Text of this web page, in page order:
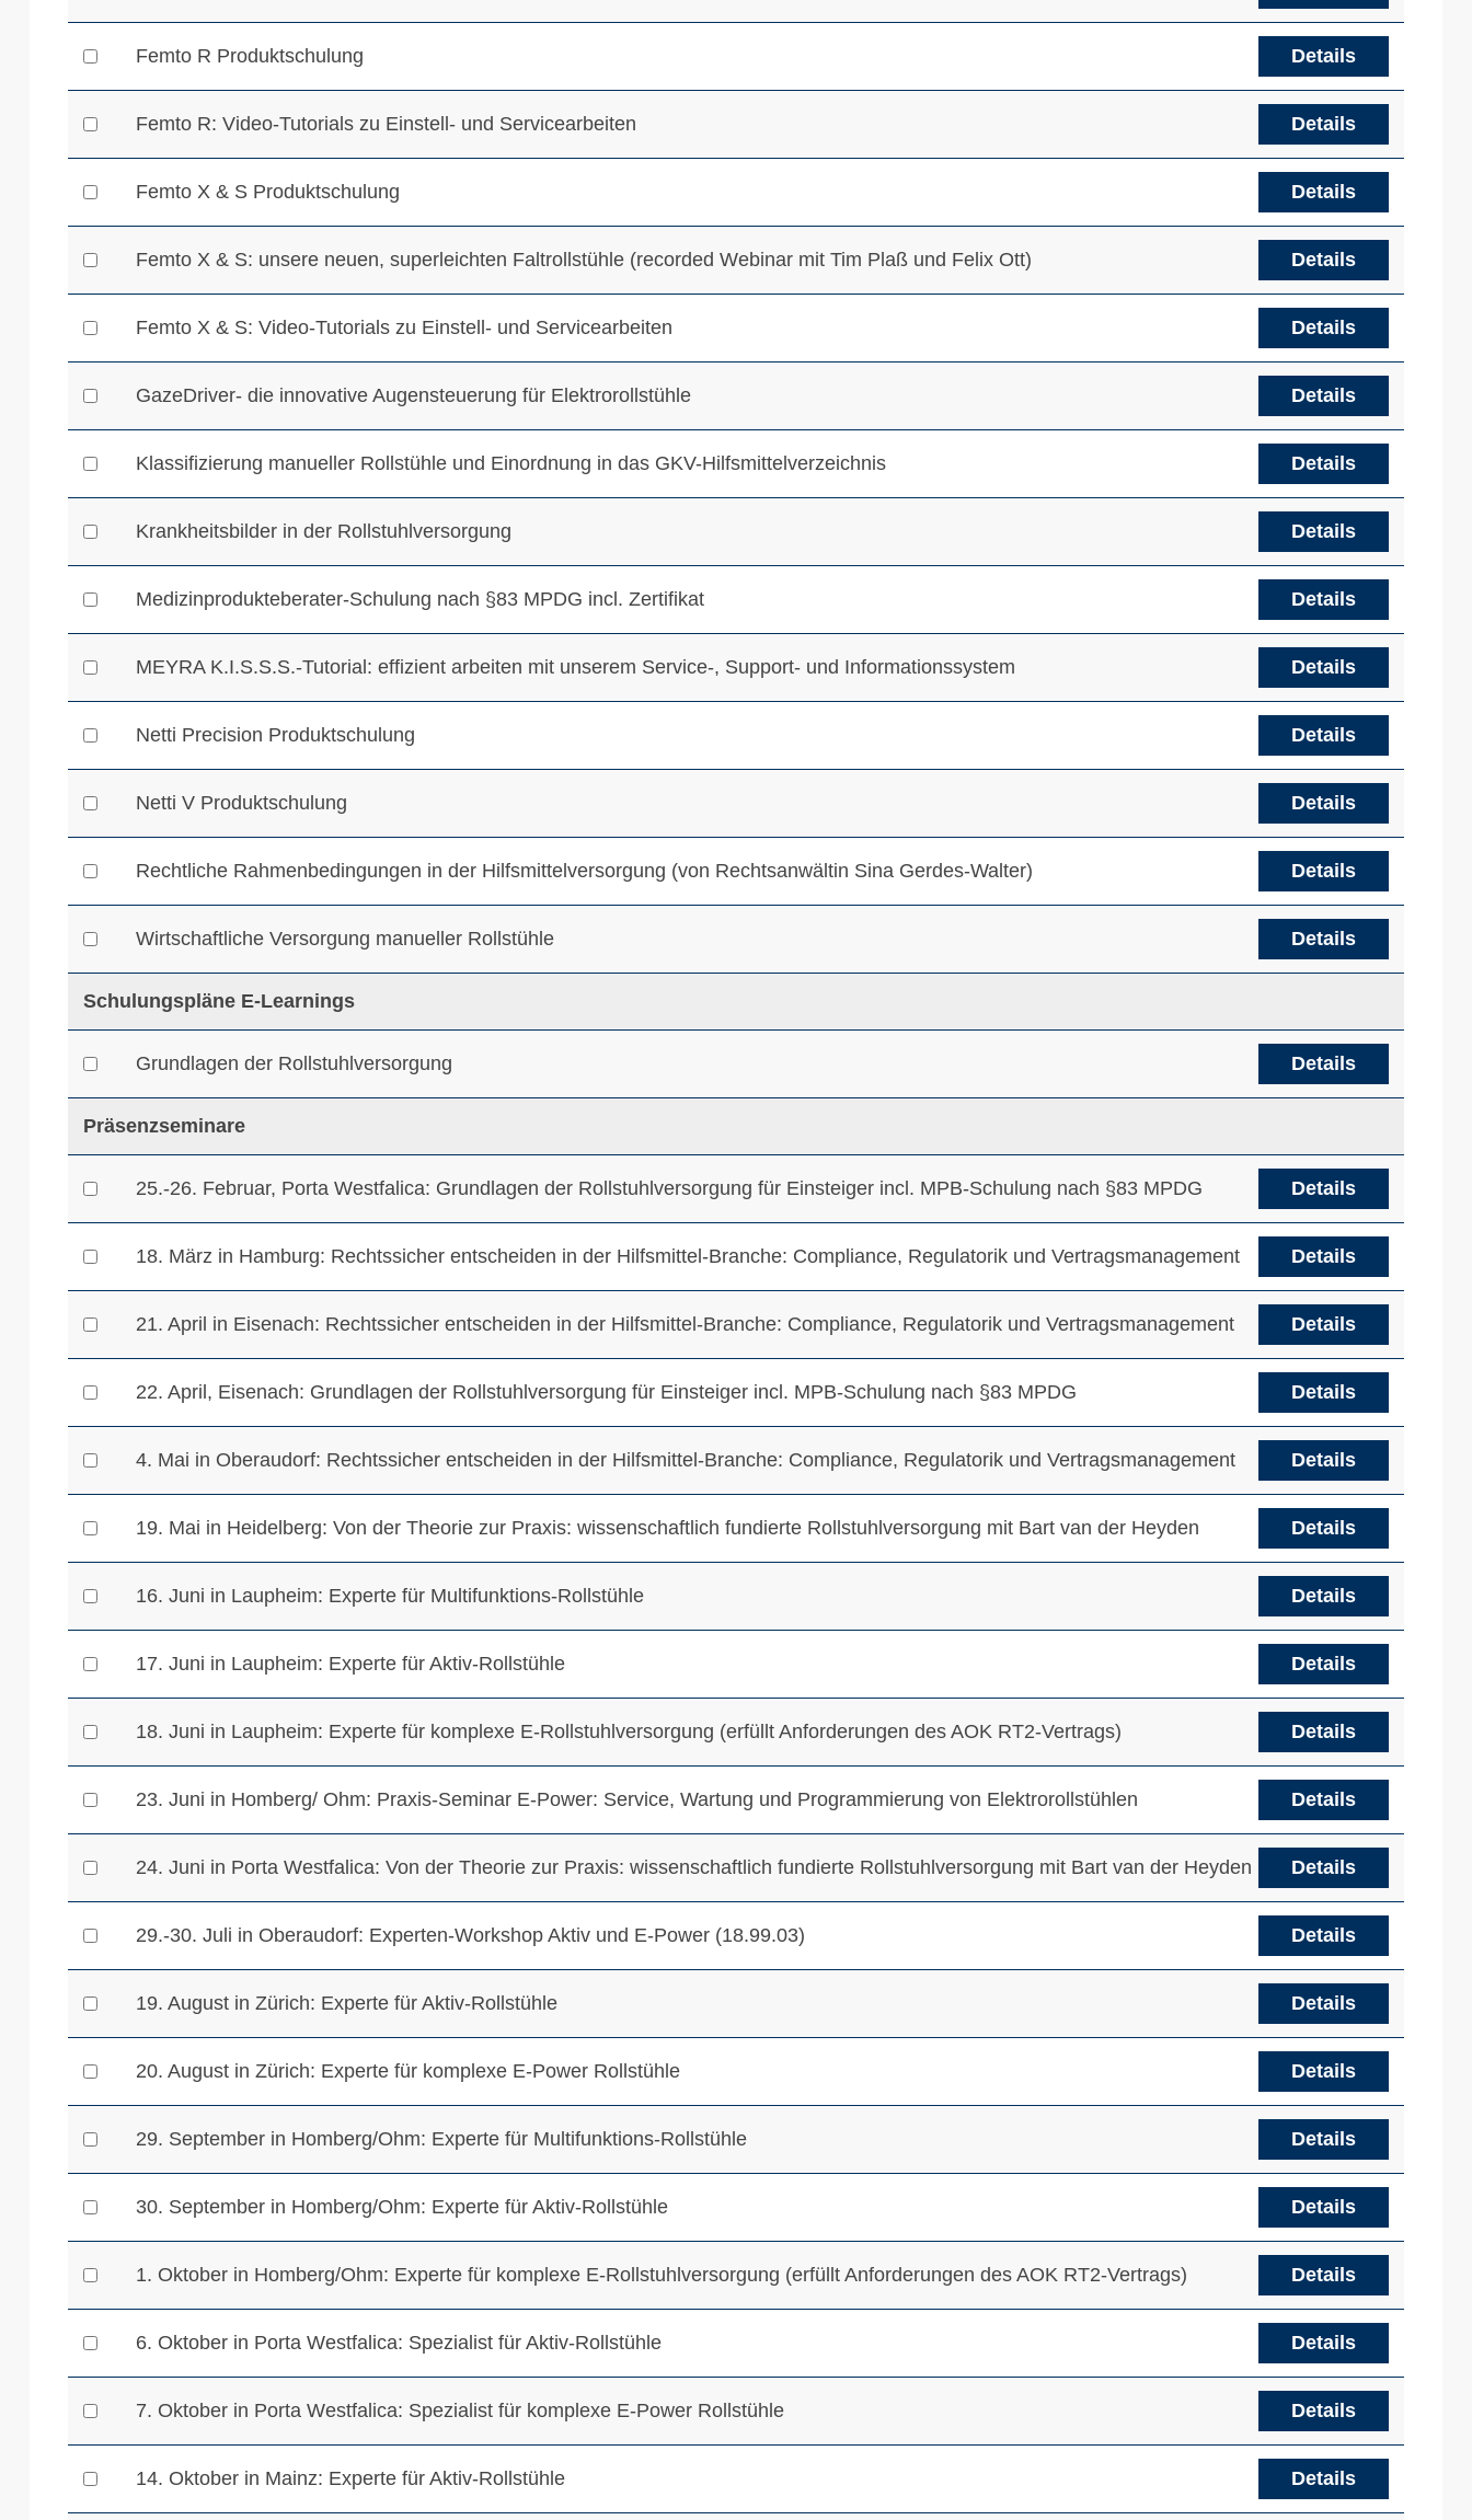
Femto R Produktschulung Details
Femto R: Video-Tutorials zu Einstell- und Servicearbeiten Details
Femto X & S Produktschulung Details
Femto X & S: unsere neuen, superleichten Faltrollstühle (recorded Webinar mit Tim Plaß und Felix Ott) Details
Femto X & S: Video-Tutorials zu Einstell- und Servicearbeiten Details
GazeDriver- die innovative Augensteuerung für Elektrorollstühle Details
Klassifizierung manueller Rollstühle und Einordnung in das GKV-Hilfsmittelverzeichnis Details
Krankheitsbilder in der Rollstuhlversorgung Details
Medizinprodukteberater-Schulung nach §83 MPDG incl. Zertifikat Details
MEYRA K.I.S.S.S.-Tutorial: effizient arbeiten mit unserem Service-, Support- und Informationssystem Details
Netti Precision Produktschulung Details
Netti V Produktschulung Details
Rechtliche Rahmenbedingungen in der Hilfsmittelversorgung (von Rechtsanwältin Sina Gerdes-Walter) Details
Wirtschaftliche Versorgung manueller Rollstühle Details
Schulungspläne E-Learnings
Grundlagen der Rollstuhlversorgung Details
Präsenzseminare
25.-26. Februar, Porta Westfalica: Grundlagen der Rollstuhlversorgung für Einsteiger incl. MPB-Schulung nach §83 MPDG Details
18. März in Hamburg: Rechtssicher entscheiden in der Hilfsmittel-Branche: Compliance, Regulatorik und Vertragsmanagement Details
21. April in Eisenach: Rechtssicher entscheiden in der Hilfsmittel-Branche: Compliance, Regulatorik und Vertragsmanagement Details
22. April, Eisenach: Grundlagen der Rollstuhlversorgung für Einsteiger incl. MPB-Schulung nach §83 MPDG Details
4. Mai in Oberaudorf: Rechtssicher entscheiden in der Hilfsmittel-Branche: Compliance, Regulatorik und Vertragsmanagement Details
19. Mai in Heidelberg: Von der Theorie zur Praxis: wissenschaftlich fundierte Rollstuhlversorgung mit Bart van der Heyden Details
16. Juni in Laupheim: Experte für Multifunktions-Rollstühle Details
17. Juni in Laupheim: Experte für Aktiv-Rollstühle Details
18. Juni in Laupheim: Experte für komplexe E-Rollstuhlversorgung (erfüllt Anforderungen des AOK RT2-Vertrags) Details
23. Juni in Homberg/ Ohm: Praxis-Seminar E-Power: Service, Wartung und Programmierung von Elektrorollstühlen Details
24. Juni in Porta Westfalica: Von der Theorie zur Praxis: wissenschaftlich fundierte Rollstuhlversorgung mit Bart van der Heyden Details
29.-30. Juli in Oberaudorf: Experten-Workshop Aktiv und E-Power (18.99.03) Details
19. August in Zürich: Experte für Aktiv-Rollstühle Details
20. August in Zürich: Experte für komplexe E-Power Rollstühle Details
29. September in Homberg/Ohm: Experte für Multifunktions-Rollstühle Details
30. September in Homberg/Ohm: Experte für Aktiv-Rollstühle Details
1. Oktober in Homberg/Ohm: Experte für komplexe E-Rollstuhlversorgung (erfüllt Anforderungen des AOK RT2-Vertrags) Details
6. Oktober in Porta Westfalica: Spezialist für Aktiv-Rollstühle Details
7. Oktober in Porta Westfalica: Spezialist für komplexe E-Power Rollstühle Details
14. Oktober in Mainz: Experte für Aktiv-Rollstühle Details